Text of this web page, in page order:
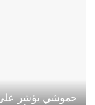
حموشي يؤشر على